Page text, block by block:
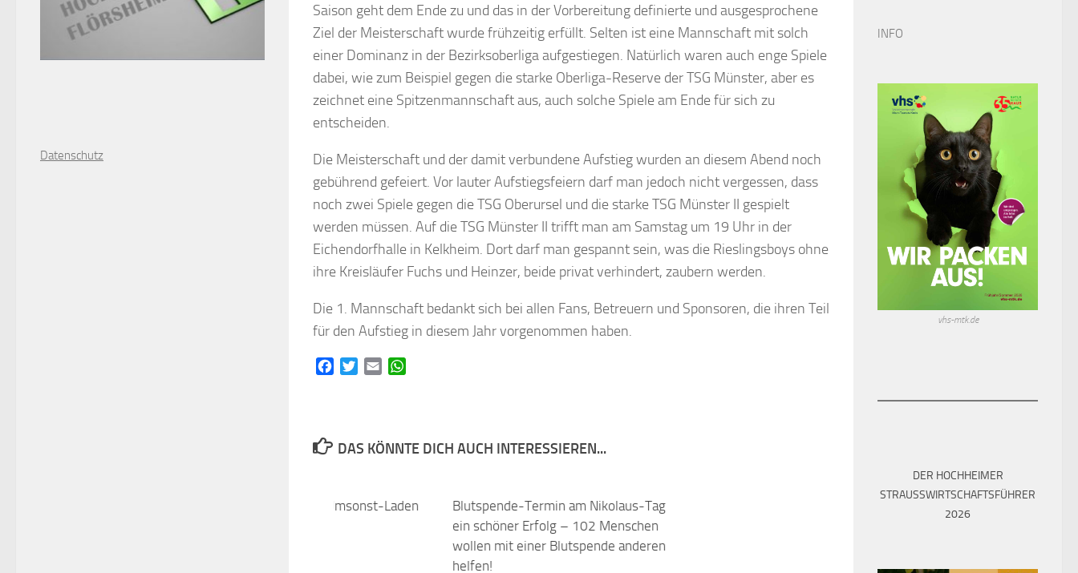
Saison geht dem Ende zu und das in der Vorbereitung definierte und ausgesprochene
Ziel der Meisterschaft wurde frühzeitig erfüllt. Selten ist eine Mannschaft mit solch
einer Dominanz in der Bezirksoberliga aufgestiegen. Natürlich waren auch enge Spiele
dabei, wie zum Beispiel gegen die starke Oberliga-Reserve der TSG Münster, aber es
zeichnet eine Spitzenmannschaft aus, auch solche Spiele am Ende für sich zu
entscheiden.
Die Meisterschaft und der damit verbundene Aufstieg wurden an diesem Abend noch
gebührend gefeiert. Vor lauter Aufstiegsfeiern darf man jedoch nicht vergessen, dass
noch zwei Spiele gegen die TSG Oberursel und die starke TSG Münster II gespielt
werden müssen. Auf die TSG Münster II trifft man am Samstag um 19 Uhr in der
Eichendorfhalle in Kelkheim. Dort darf man gespannt sein, was die Rieslingsboys ohne
ihre Kreisläufer Fuchs und Heinzer, beide privat verhindert, zaubern werden.
Die 1. Mannschaft bedankt sich bei allen Fans, Betreuern und Sponsoren, die ihren Teil
für den Aufstieg in diesem Jahr vorgenommen haben.
FacebookTwitterEmail
DAS KÖNNTE DICH AUCH INTERESSIEREN...
Blutspende-Termin am Nikolaus-Tag
ein schöner Erfolg – 102 Menschen
wollen mit einer Blutspende anderen
helfen!
NASPA spendet an Umsonst-Laden
Datenschutz
INFO
vhs-mtk.de
DER HOCHHEIMER
STRAUSSWIRTSCHAFTSFÜHRER 2
026